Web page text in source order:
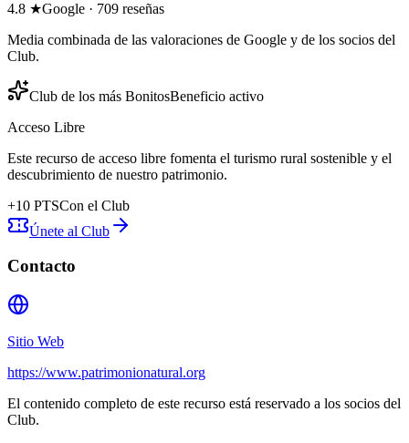
4.8 ★Google · 709 reseñas
Media combinada de las valoraciones de Google y de los socios del
Club.
Club de los más BonitosBeneficio activo
Acceso Libre
Este recurso de acceso libre fomenta el turismo rural sostenible y el
descubrimiento de nuestro patrimonio.
+10 PTSCon el Club
Únete al Club
Contacto
Sitio Web
https://www.patrimonionatural.org
El contenido completo de este recurso está reservado a los socios del
Club.